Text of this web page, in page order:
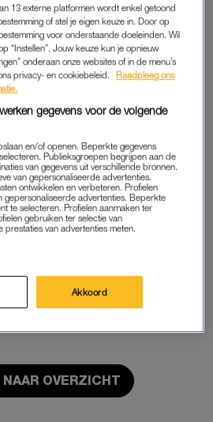
online
gekke winacties en
opzegbaar
GRATIS MAAND
€5,95 per maand
Log in
DELEN MAAR.
OVERZICHT
13 externe platformen wordt enkel getoond
of stel je eigen keuze in. Door op
voor onderstaande doeleinden. Wil
“Instellen”. Jouw keuze kun je opnieuw
onderaan onze websites of in de menu’s
privacy- en cookiebeleid.
Raadpleeg ons
gegevens voor de volgende
en/of openen. Beperkte gegevens
Publieksgroepen begrijpen aan de
van gegevens uit verschillende bronnen.
van gepersonaliseerde advertenties.
ontwikkelen en verbeteren. Profielen
gepersonaliseerde advertenties. Beperkte
te selecteren. Profielen aanmaken ter
gebruiken ter selectie van
prestaties van advertenties meten.
Akkoord